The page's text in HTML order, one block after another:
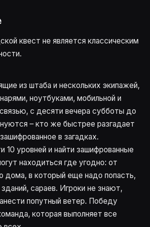
квест не является классическим
из штаба и нескольких экипажей,
ноутбуками, мобильной и
с десяти вечера субботы до
– кто же быстрее разгадает
в загадках.
10 уровней и найти зашифрованные
находиться где угодно: от
дома, в который еще надо попасть,
сараев. Игроки не знают,
попутный ветер. Победу
которая выполняет все